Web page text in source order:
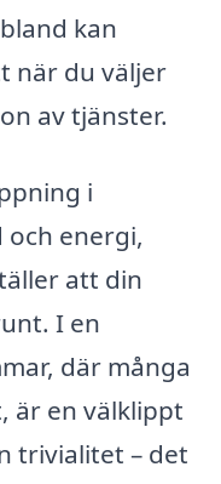
kan
när du väljer
av tjänster.
i
energi,
att din
I en
där många
är en välklippt
trivialitet – det